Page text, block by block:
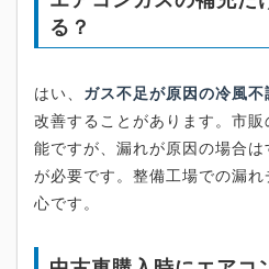
る？
はい、 ガス不足が原因の冷風不
改善することがあります。市
能ですが、漏れが原因の場合
が必要です。整備工場での漏
心です。